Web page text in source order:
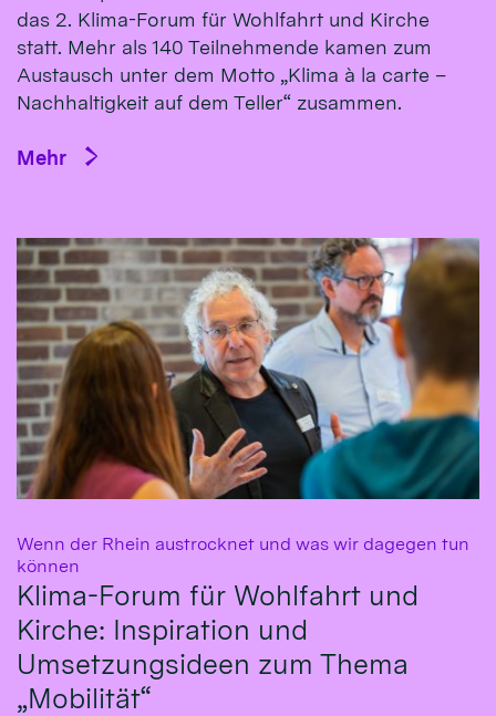
das 2. Klima-Forum für Wohlfahrt und Kirche
statt. Mehr als 140 Teilnehmende kamen zum
Austausch unter dem Motto „Klima à la carte –
Nachhaltigkeit auf dem Teller“ zusammen.
Mehr
Wenn der Rhein austrocknet und was wir dagegen tun
können
Klima-Forum für Wohlfahrt und
Kirche: Inspiration und
Umsetzungsideen zum Thema
„Mobilität“